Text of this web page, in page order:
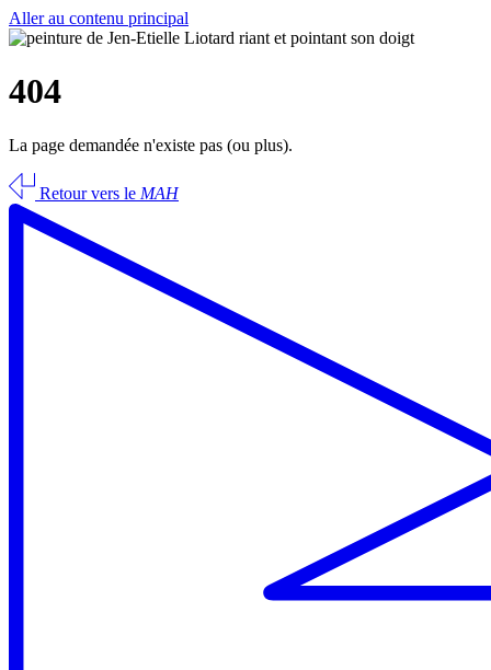
Aller au contenu principal
404
La page demandée n'existe pas (ou plus).
Retour vers le MAH